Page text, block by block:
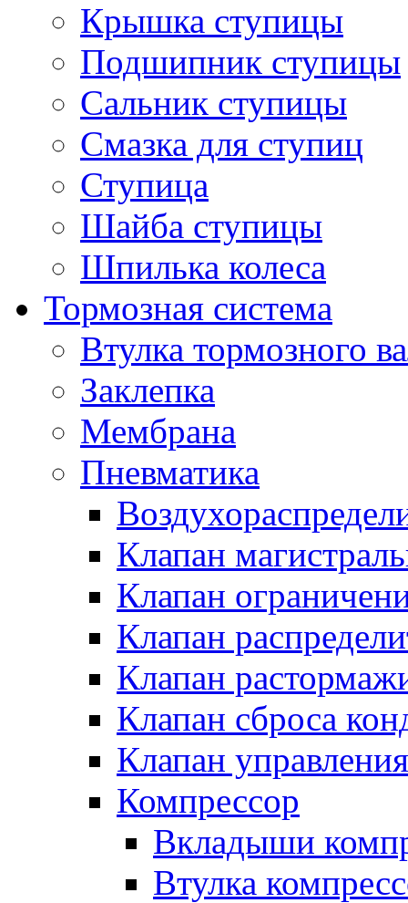
Крышка ступицы
Подшипник ступицы
Сальник ступицы
Смазка для ступиц
Ступица
Шайба ступицы
Шпилька колеса
Тормозная система
Втулка тормозного
Заклепка
Мембрана
Пневматика
Клапан
Клапан
Клапан
Клапан
Клапан сброса
Клапан управления
Компрессор
Вкладыши
Втулка